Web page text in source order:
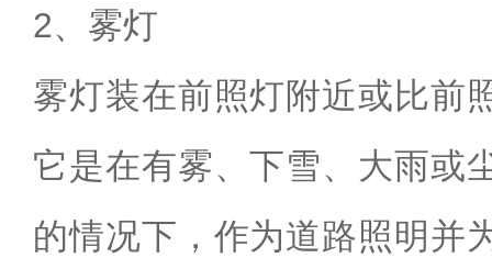
2、雾灯
雾灯装在前照灯附近或比前
它是在有雾、下雪、大雨或
的情况下，作为道路照明并